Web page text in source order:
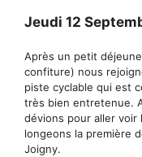
Jeudi 12
Après un petit
confiture) nous
piste cyclable qui est
très bien entretenue.
dévions pour aller voir
longeons la première
Joigny.